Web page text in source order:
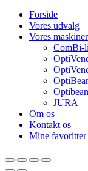
Forside
Vores udvalg
Vores maskiner
ComBi-
JURA
Om os
Kontakt os
Mine favoritter